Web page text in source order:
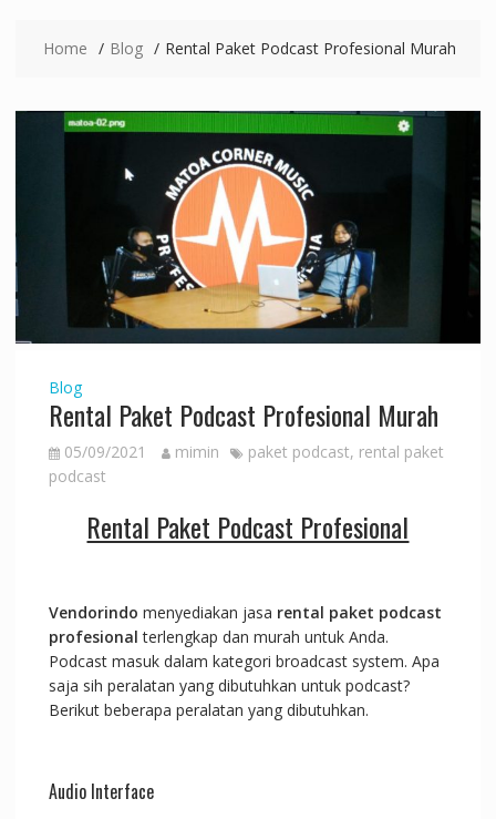
Home Blog Rental Paket Podcast Profesional Murah
Blog
Rental Paket Podcast Profesional Murah
05/09/2021 mimin paket podcast, rental paket
podcast
Rental Paket Podcast Profesional
Vendorindo menyediakan jasa rental paket podcast
profesional terlengkap dan murah untuk Anda.
Podcast masuk dalam kategori broadcast system. Apa
saja sih peralatan yang dibutuhkan untuk podcast?
Berikut beberapa peralatan yang dibutuhkan.
Audio Interface